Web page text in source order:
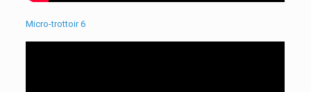
Micro-trottoir 6